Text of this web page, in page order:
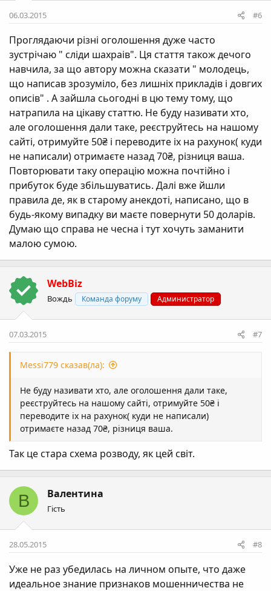
06.03.2015 #6
Проглядаючи різні оголошення дуже часто
зустрічаю " сліди шахраів". Ця стаття також дечого
навчила, за що автору можна сказати " молодець,
що написав зрозуміло, без лишніх прикладів і довгих
описів" . А зайшла сьогодні в цю тему тому, що
натрапила на цікаву статтю. Не буду називати хто,
але оголошення дали таке, реєструйтесь на нашому
сайті, отримуйте 50₴ і переводите іх на рахунок( куди
не написали) отримаєте назад 70₴, різниця ваша.
Повторювати таку операцію можна почтійно і
прибуток буде збільшуватись. Далі вже йшли
правила де, як в старому анекдоті, написано, що в
будь-якому випадку ви маєте повернути 50 доларів.
Думаю що справа не чесна і тут хочуть заманити
малою сумою.
WebBiz
Вождь Команда форуму Администратор
07.03.2015 #7
Messi779 сказав(ла):
Не буду називати хто, але оголошення дали таке,
реєструйтесь на нашому сайті, отримуйте 50₴ і
переводите іх на рахунок( куди не написали)
отримаєте назад 70₴, різниця ваша.
Так це стара схема розводу, як цей світ.
В Валентина
Гість
28.05.2015 #8
Уже не раз убедилась на личном опыте, что даже
идеальное знание признаков мошенничества не